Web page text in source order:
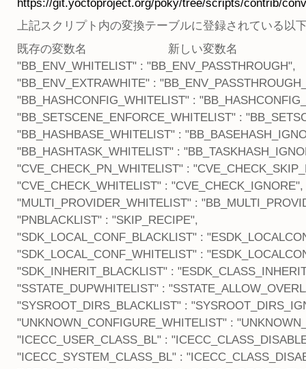
上記スクリプト内の変換テーブルに登録されている以
既存の変数名 新しい変数名
"BB_ENV_WHITELIST" : "BB_ENV_PASSTHROUGH",
"BB_ENV_EXTRAWHITE" :
"BB_HASHCONFIG_WHITELIST" :
"BB_SETSCENE_ENFORCE_WHITELIST" :
"BB_HASHBASE_WHITELIST" :
"BB_HASHTASK_WHITELIST" :
"CVE_CHECK_PN_WHITELIST" :
"CVE_CHECK_WHITELIST" : "CVE_CHECK_IGNORE",
"MULTI_PROVIDER_WHITELIST" :
"PNBLACKLIST" : "SKIP_RECIPE",
"SDK_LOCAL_CONF_BLACKLIST" :
"SDK_LOCAL_CONF_WHITELIST" :
"SDK_INHERIT_BLACKLIST" :
"SSTATE_DUPWHITELIST" :
"SYSROOT_DIRS_BLACKLIST" :
"UNKNOWN_CONFIGURE_WHITELIST" :
"ICECC_USER_CLASS_BL" :
"ICECC_SYSTEM_CLASS_BL" :